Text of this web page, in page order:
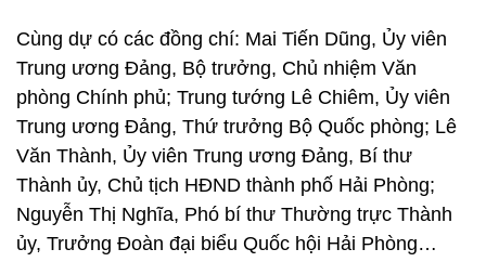
Cùng dự có các đồng chí: Mai Tiến Dũng, Ủy viên
Trung ương Đảng, Bộ trưởng, Chủ nhiệm Văn
phòng Chính phủ; Trung tướng Lê Chiêm, Ủy viên
Trung ương Đảng, Thứ trưởng Bộ Quốc phòng; Lê
Văn Thành, Ủy viên Trung ương Đảng, Bí thư
Thành ủy, Chủ tịch HĐND thành phố Hải Phòng;
Nguyễn Thị Nghĩa, Phó bí thư Thường trực Thành
ủy, Trưởng Đoàn đại biểu Quốc hội Hải Phòng…